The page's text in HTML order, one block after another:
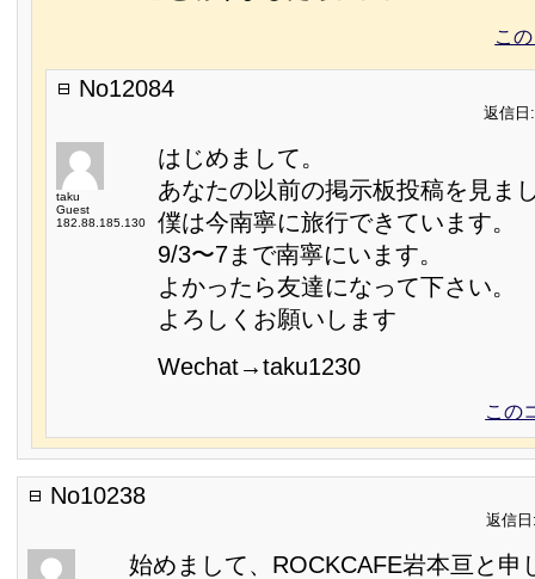
こ
No12084
返信日
taku
Guest
182.88.185.130
はじめまして。
あなたの以前の掲示板投稿を見ま
僕は今南寧に旅行できています。
9/3〜7まで南寧にいます。
よかったら友達になって下さい。
よろしくお願いします
Wechat→taku1230
この
No10238
返信
始めまして、ROCKCAFE岩本亘と申